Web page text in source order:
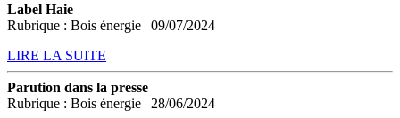
Label Haie
Rubrique : Bois énergie | 09/07/2024
LIRE LA SUITE
Parution dans la presse
Rubrique : Bois énergie | 28/06/2024